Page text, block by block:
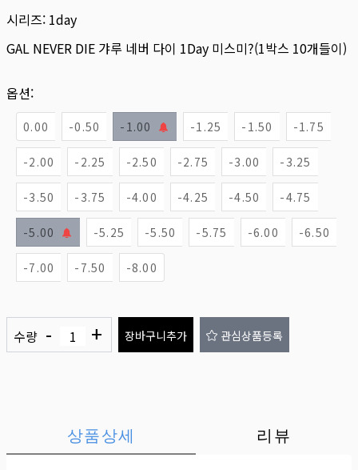
시리즈: 1day
GAL NEVER DIE 갸루 네버 다이 1Day 미스미?(1박스 10개들이)
옵션:
0.00 -0.50 -1.00 -1.25 -1.50 -1.75
-2.00 -2.25 -2.50 -2.75 -3.00 -3.25
-3.50 -3.75 -4.00 -4.25 -4.50 -4.75
-5.00 -5.25 -5.50 -5.75 -6.00 -6.50
-7.00 -7.50 -8.00
수량 - + 장바구니추가 관심상품등록
상품상세 리뷰